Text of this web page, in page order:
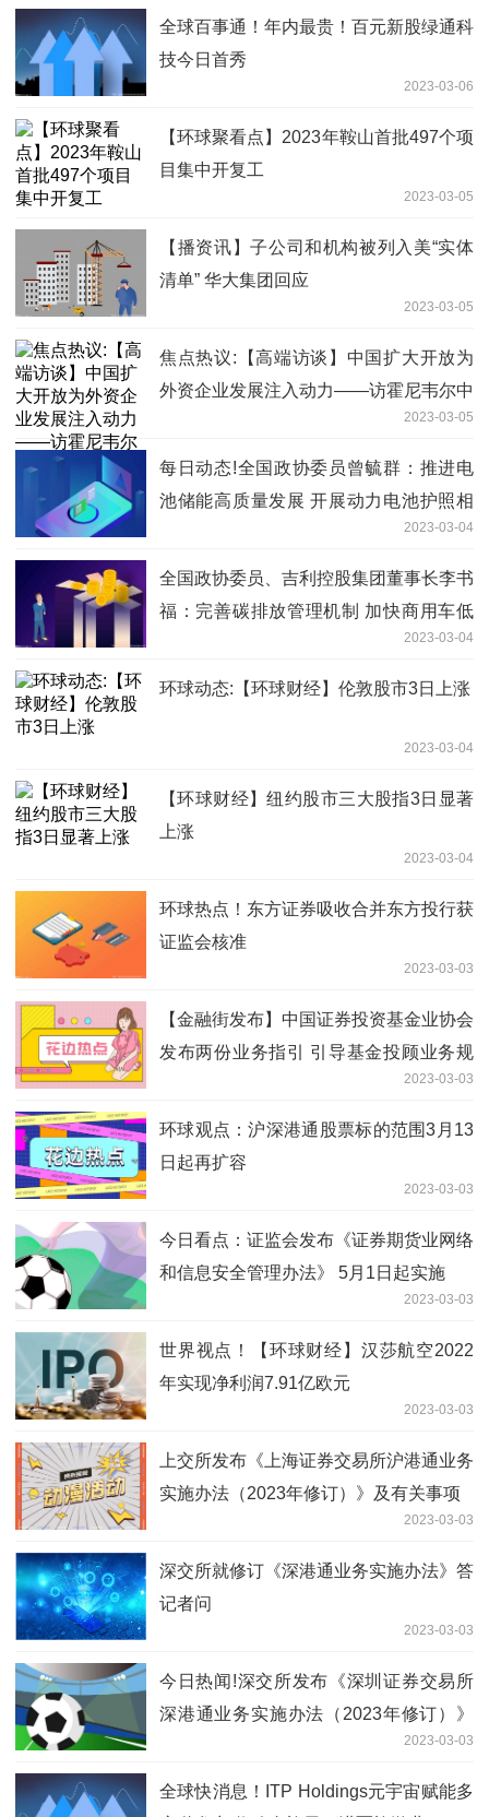
全球百事通！年内最贵！百元新股绿通科
技今日首秀
2023-03-06
【环球聚看点】2023年鞍山首批497个项
目集中开复工
2023-03-05
【播资讯】子公司和机构被列入美“实体
清单” 华大集团回应
2023-03-05
焦点热议:【高端访谈】中国扩大开放为
外资企业发展注入动力——访霍尼韦尔中
2023-03-05
每日动态!全国政协委员曾毓群：推进电
池储能高质量发展 开展动力电池护照相
2023-03-04
全国政协委员、吉利控股集团董事长李书
福：完善碳排放管理机制 加快商用车低
2023-03-04
环球动态:【环球财经】伦敦股市3日上涨
2023-03-04
【环球财经】纽约股市三大股指3日显著
上涨
2023-03-04
环球热点！东方证券吸收合并东方投行获
证监会核准
2023-03-03
【金融街发布】中国证券投资基金业协会
发布两份业务指引 引导基金投顾业务规
2023-03-03
环球观点：沪深港通股票标的范围3月13
日起再扩容
2023-03-03
今日看点：证监会发布《证券期货业网络
和信息安全管理办法》 5月1日起实施
2023-03-03
世界视点！【环球财经】汉莎航空2022
年实现净利润7.91亿欧元
2023-03-03
上交所发布《上海证券交易所沪港通业务
实施办法（2023年修订）》及有关事项
2023-03-03
深交所就修订《深港通业务实施办法》答
记者问
2023-03-03
今日热闻!深交所发布《深圳证券交易所
深港通业务实施办法（2023年修订）》
2023-03-03
全球快消息！ITP Holdings元宇宙赋能多